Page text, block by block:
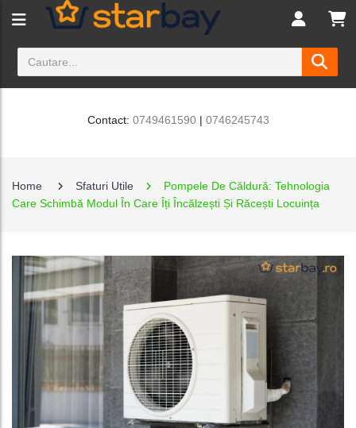
Contact: 0749461590| 0746245743
Home Sfaturi Utile
Pompele De Căldură: Tehnologia
Care Schimbă Modul În Care Îți Încălzești Și Răcești Locuința